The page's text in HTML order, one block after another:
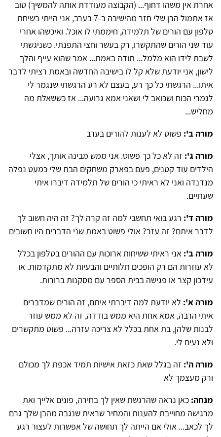
אחרת אין משהו דחוף... (הקבוצה מעודדת אותה להמשיך) טוב
אז אתמול הבן שלי חזר מהישיבה ב-7 בערב, אני הייתי בשיחת
טלפון עם הורים של תלמידה, חיממתי לו אוכל. ואיכשהו אחרי
עוד שני הורים שהתקשרו, רק בעשר וחצי התפנתי. כשניגשתי
לשבת לידו הוא מלמל... תודה באמת... אמר שהוא עייף והלך
לישון, אני יודעת שלא קל לו בישיבה החדשה ובאמת רציתי לדבר
איתו... הרגשתי כל כך רע, בעצם לא רע הרגשתי שנגמר לי
לגמרי הכוח ושכואב לי ושאני אמא גרועה... אז כששאלת מה
מחליש...
מורה ב': פשוט לא לענות להורים בערב
מורה ג': זה לא כל כך פשוט. אני ממש מבינה אותך, אצלי
הילדים עוד קטנים, פעם בפארק משחקים הבת שלי כמעט נפלה
מנדנדה ואני לא ראיתי כי הורים של תלמידה דיברו איתי
שעתיים.
מורה ד': רגע בואי תחשבי למה זה קרה לך? זה היה חשוב לך
לדבר איתם? זה עזר? אולי פשוט באמת שני הדברים היו חשובים
מורה ב': אני ראיתי ששיחות ארוכות עם ההורים בטלפון בכלל
לא עוזרות הם רק הופכים תלותיים והבעיות לא מתקדמות. או
עידכון קצר או פגישה בבית הספר עם מסקנות ברורות.
מורה א': לא יודעת למה דיברתי איתם, זה הורים שמדברים
איתי הרבה, אמא אחת היא ממש בודדה, זה לא ממש עוזר
לבנות שלהן, בת אחת בכלל לא צריכה עזרה... פשוט מתקשרים
ולא נעים לי.
מורה ה': זה בגלל שאת כזאת אישיות תמיד אכפת לך מכולם
ורק מעצמך לא
מנחה: כאן נראה שהרגשת שאין לך בחירה, פונים אלייך ואת
מרגישה מחוייבת להענות והמחיר שראית שנגבה מהבן שלך גרם
לך לכאב... אולי אם הייתה לך תחושה של אפשרות לעצור רגע